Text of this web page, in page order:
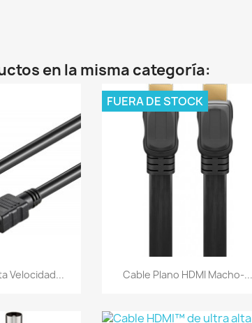
en la misma categoría:
Velocidad... Vista rápida
Cable Plano HDMI Macho-...
FUERA DE STOCK